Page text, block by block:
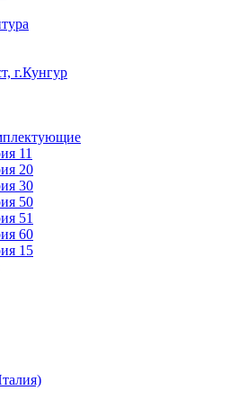
г.Кунгур
11
20
30
50
51
60
15